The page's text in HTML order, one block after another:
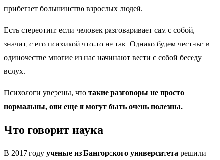
прибегает большинство взрослых людей.
Есть стереотип: если человек разговаривает сам с собой,
значит, с его психикой что-то не так. Однако будем честны: в
одиночестве многие из нас начинают вести с собой беседу
вслух.
Психологи уверены, что такие разговоры не просто
нормальны, они еще и могут быть очень полезны.
Что говорит наука
В 2017 году ученые из Бангорского университета решили